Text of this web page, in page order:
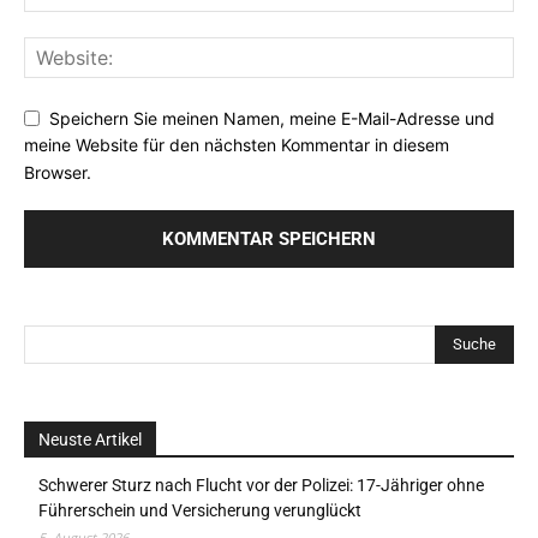
Speichern Sie meinen Namen, meine E-Mail-Adresse und
meine Website für den nächsten Kommentar in diesem
Browser.
Neuste Artikel
Schwerer Sturz nach Flucht vor der Polizei: 17-Jähriger ohne
Führerschein und Versicherung verunglückt